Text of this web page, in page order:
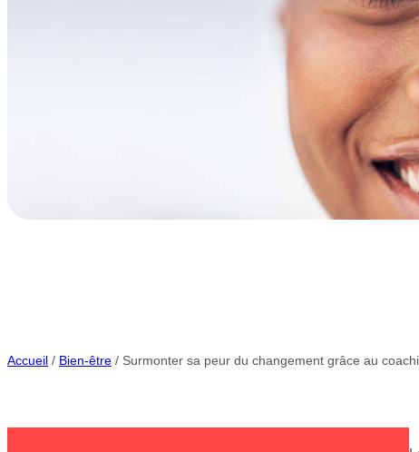
Accueil / Bien-être / Surmonter sa peur du changement grâce au